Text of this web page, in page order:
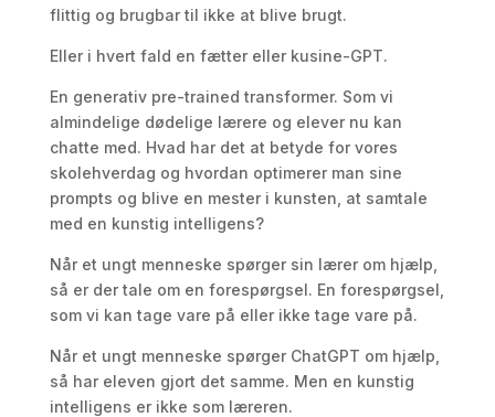
flittig og brugbar til ikke at blive brugt.
Eller i hvert fald en fætter eller kusine-GPT.
En generativ pre-trained transformer. Som vi
almindelige dødelige lærere og elever nu kan
chatte med. Hvad har det at betyde for vores
skolehverdag og hvordan optimerer man sine
prompts og blive en mester i kunsten, at samtale
med en kunstig intelligens?
Når et ungt menneske spørger sin lærer om hjælp,
så er der tale om en forespørgsel. En forespørgsel,
som vi kan tage vare på eller ikke tage vare på.
Når et ungt menneske spørger ChatGPT om hjælp,
så har eleven gjort det samme. Men en kunstig
intelligens er ikke som læreren.